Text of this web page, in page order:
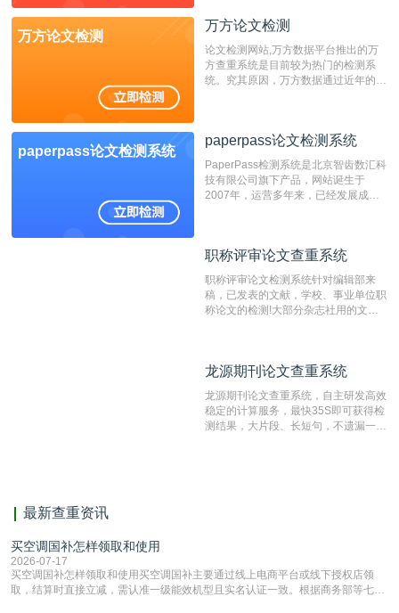
万方论文检测
万方论文检测
论文检测网站,万方数据平台推出的万
方查重系统是目前较为热门的检测系
统。究其原因，万方数据通过近年的发
非。其次，相对于知网而言，万方检测
重的推荐系统。
paperpass论文检测系统
paperpass论文检测系统
PaperPass检测系统是北京智齿数汇科
技有限公司旗下产品，网站诞生于
2007年，运营多年来，已经发展成为
检测速度快、精度高，市场反映良好。
职称评审论文查重系统
职称评审论文检测系统针对编辑部来
稿，已发表的文献，学校、事业单位职
称论文的检测!大部分杂志社用的文献
编辑部检测来稿和已发表的文献,检测
测时注意填写第一作者,才能排除已发
表文献复制比。（限制字符数1万）
龙源期刊论文查重系统
龙源期刊论文查重系统，自主研发高效
稳定的计算服务，最快35S即可获得检
测结果，大片段、长短句，不遗漏一处
最新查重资讯
买空调国补怎样领取和使用
2026-07-17
买空调国补怎样领取和使用买空调国补主要通过线上电商平台或线下授权店领
取，结算时直接立减‌，需认准一级能效机型且实名认证一致。根据商务部等七部